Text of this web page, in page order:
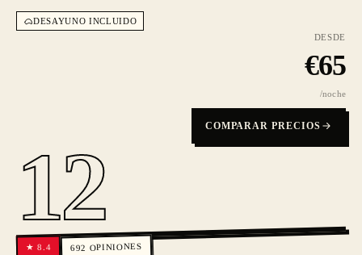
DESAYUNO INCLUIDO
DESDE
€65
/noche
COMPARAR PRECIOS
12
★8.4 692 OPINIONES